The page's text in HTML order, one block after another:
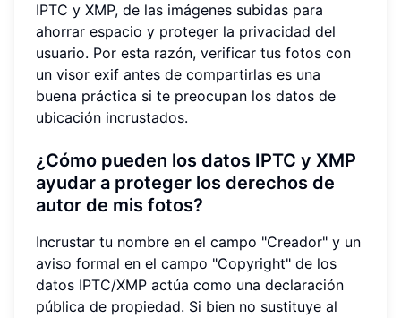
IPTC y XMP, de las imágenes subidas para
ahorrar espacio y proteger la privacidad del
usuario. Por esta razón, verificar tus fotos con
un visor exif antes de compartirlas es una
buena práctica si te preocupan los datos de
ubicación incrustados.
¿Cómo pueden los datos IPTC y XMP
ayudar a proteger los derechos de
autor de mis fotos?
Incrustar tu nombre en el campo "Creador" y un
aviso formal en el campo "Copyright" de los
datos IPTC/XMP actúa como una declaración
pública de propiedad. Si bien no sustituye al